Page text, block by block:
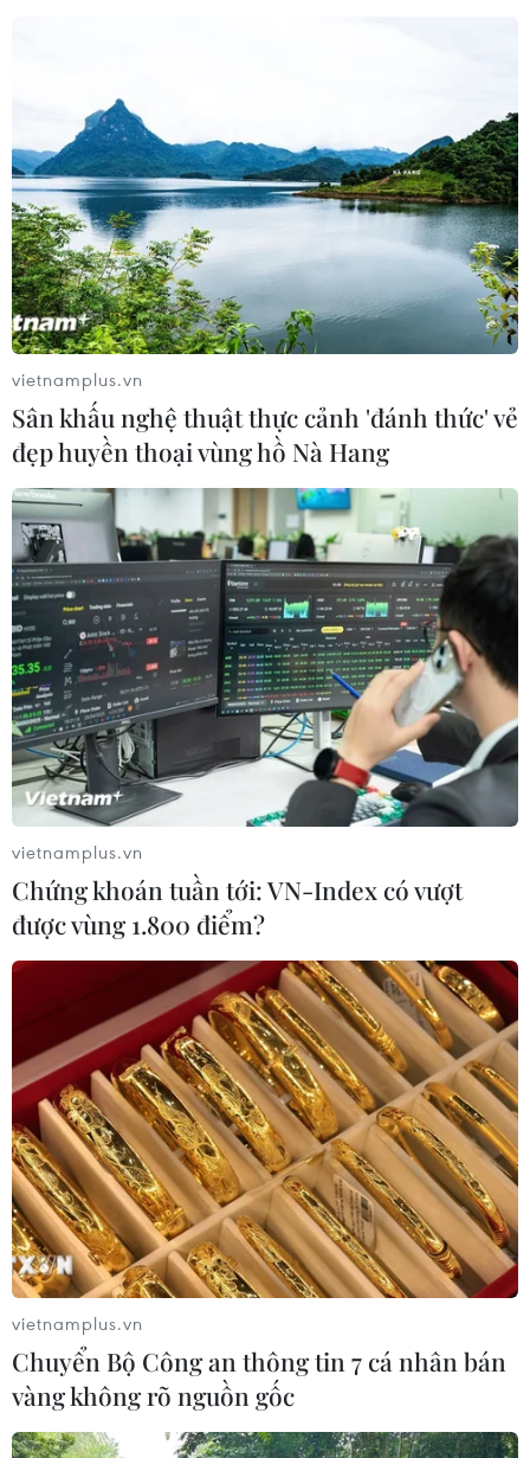
vietnamplus.vn
Sân khấu nghệ thuật thực cảnh 'đánh thức' vẻ
đẹp huyền thoại vùng hồ Nà Hang
vietnamplus.vn
Chứng khoán tuần tới: VN-Index có vượt
được vùng 1.800 điểm?
vietnamplus.vn
Chuyển Bộ Công an thông tin 7 cá nhân bán
vàng không rõ nguồn gốc